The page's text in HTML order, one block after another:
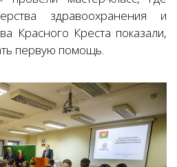
здравоохранения и
Красного Креста показали,
первую помощь.